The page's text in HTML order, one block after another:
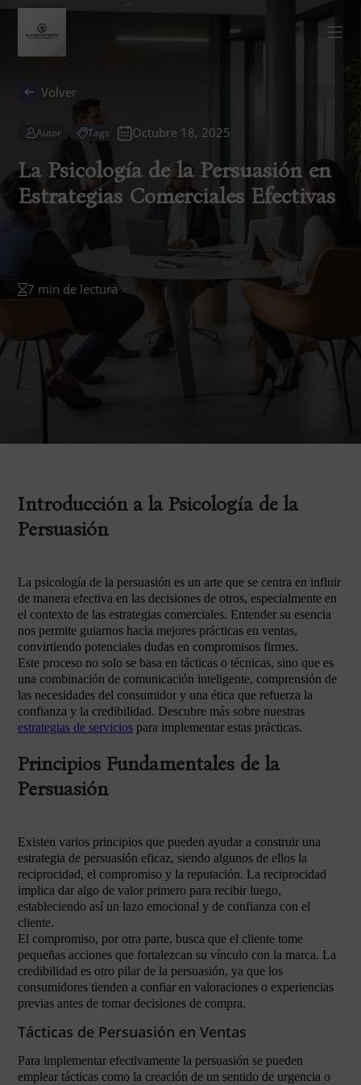
Volver
Autor Tags Octubre 18, 2025
La Psicología de la Persuasión en
Estrategias Comerciales Efectivas
7 min de lectura
Introducción a la Psicología de la
Persuasión
La psicología de la persuasión es un arte que se centra en influir
de manera efectiva en las decisiones de otros, especialmente en
el contexto de las estrategias comerciales. Entender su esencia
nos permite guiarnos hacia mejores prácticas en ventas,
convirtiendo potenciales dudas en compromisos firmes.
Este proceso no solo se basa en tácticas o técnicas, sino que es
una combinación de comunicación inteligente, comprensión de
las necesidades del consumidor y una ética que refuerza la
confianza y la credibilidad. Descubre más sobre nuestras
estrategias de servicios para implementar estas prácticas.
Principios Fundamentales de la
Persuasión
Existen varios principios que pueden ayudar a construir una
estrategia de persuasión eficaz, siendo algunos de ellos la
reciprocidad, el compromiso y la reputación. La reciprocidad
implica dar algo de valor primero para recibir luego,
estableciendo así un lazo emocional y de confianza con el
cliente.
El compromiso, por otra parte, busca que el cliente tome
pequeñas acciones que fortalezcan su vínculo con la marca. La
credibilidad es otro pilar de la persuasión, ya que los
consumidores tienden a confiar en valoraciones o experiencias
previas antes de tomar decisiones de compra.
Tácticas de Persuasión en Ventas
Para implementar efectivamente la persuasión se pueden
emplear tácticas como la creación de un sentido de urgencia o